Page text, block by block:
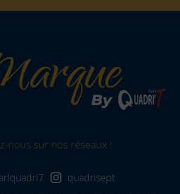
nous sur nos réseaux !
quadrisept